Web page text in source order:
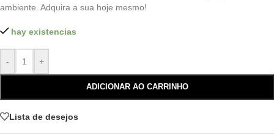
ambiente. Adquira a sua hoje mesmo!
hay existencias
- +
ADICIONAR AO CARRINHO
Lista de desejos